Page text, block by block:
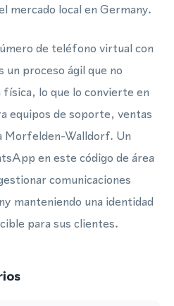
mercado local en Germany.
de teléfono virtual con
un proceso ágil que no
lo que lo convierte en
equipos de soporte, ventas
Morfelden-Walldorf. Un
en este código de área
comunicaciones
manteniendo una identidad
para sus clientes.